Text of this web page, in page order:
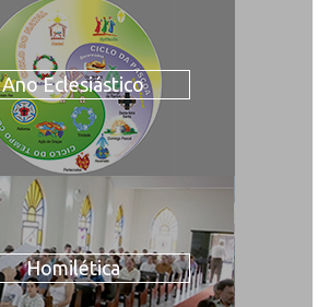
Ano Eclesiástico
Homilética